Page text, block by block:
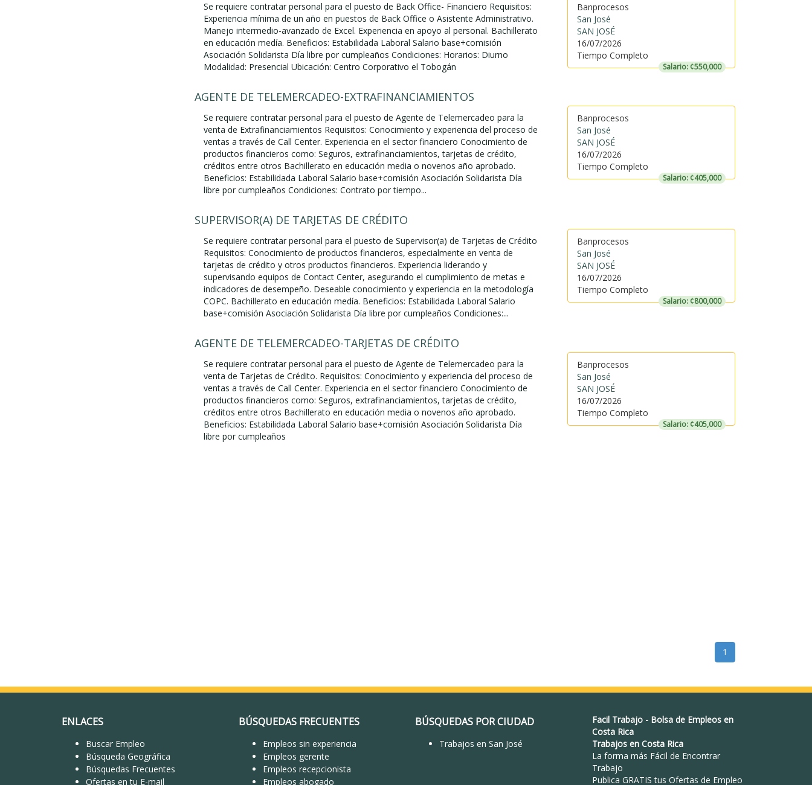
Se requiere contratar personal para el puesto de Back Office- Financiero Requisitos:
Experiencia mínima de un año en puestos de Back Office o Asistente Administrativo.
Manejo intermedio-avanzado de Excel. Experiencia en apoyo al personal. Bachillerato
en educación medía. Beneficios: Estabilidada Laboral Salario base+comisión
Asociación Solidarista Día libre por cumpleaños Condiciones: Horarios: Diurno
Modalidad: Presencial Ubicación: Centro Corporativo el Tobogán
Banprocesos
San José
SAN JOSÉ
16/07/2026
Tiempo Completo
Salario: ¢550,000
AGENTE DE TELEMERCADEO-EXTRAFINANCIAMIENTOS
Se requiere contratar personal para el puesto de Agente de Telemercadeo para la
venta de Extrafinanciamientos Requisitos: Conocimiento y experiencia del proceso de
ventas a través de Call Center. Experiencia en el sector financiero Conocimiento de
productos financieros como: Seguros, extrafinanciamientos, tarjetas de crédito,
créditos entre otros Bachillerato en educación media o novenos año aprobado.
Beneficios: Estabilidada Laboral Salario base+comisión Asociación Solidarista Día
libre por cumpleaños Condiciones: Contrato por tiempo...
Banprocesos
San José
SAN JOSÉ
16/07/2026
Tiempo Completo
Salario: ¢405,000
SUPERVISOR(A) DE TARJETAS DE CRÉDITO
Se requiere contratar personal para el puesto de Supervisor(a) de Tarjetas de Crédito
Requisitos: Conocimiento de productos financieros, especialmente en venta de
tarjetas de crédito y otros productos financieros. Experiencia liderando y
supervisando equipos de Contact Center, asegurando el cumplimiento de metas e
indicadores de desempeño. Deseable conocimiento y experiencia en la metodología
COPC. Bachillerato en educación medía. Beneficios: Estabilidada Laboral Salario
base+comisión Asociación Solidarista Día libre por cumpleaños Condiciones:...
Banprocesos
San José
SAN JOSÉ
16/07/2026
Tiempo Completo
Salario: ¢800,000
AGENTE DE TELEMERCADEO-TARJETAS DE CRÉDITO
Se requiere contratar personal para el puesto de Agente de Telemercadeo para la
venta de Tarjetas de Crédito. Requisitos: Conocimiento y experiencia del proceso de
ventas a través de Call Center. Experiencia en el sector financiero Conocimiento de
productos financieros como: Seguros, extrafinanciamientos, tarjetas de crédito,
créditos entre otros Bachillerato en educación media o novenos año aprobado.
Beneficios: Estabilidada Laboral Salario base+comisión Asociación Solidarista Día
libre por cumpleaños
Banprocesos
San José
SAN JOSÉ
16/07/2026
Tiempo Completo
Salario: ¢405,000
1
ENLACES
Buscar Empleo
Búsqueda Geográfica
Búsquedas Frecuentes
Ofertas en tu E-mail
BÚSQUEDAS FRECUENTES
Empleos sin experiencia
Empleos gerente
Empleos recepcionista
Empleos abogado
BÚSQUEDAS POR CIUDAD
Trabajos en San José
Facil Trabajo- Bolsa de Empleos en
Costa Rica
Trabajos en Costa Rica
La forma más Fácil de Encontrar
Trabajo
Publica GRATIS tus Ofertas de Empleo